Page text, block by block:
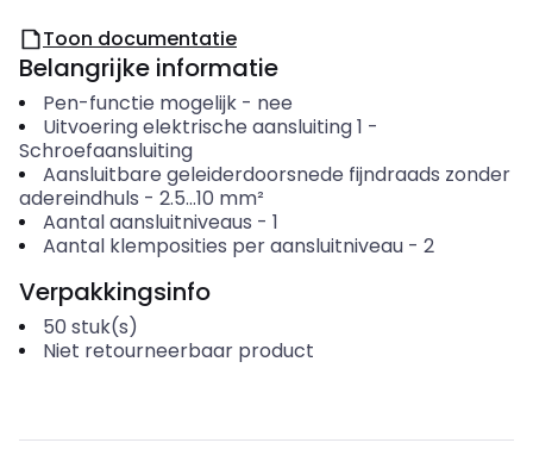
Toon documentatie
Belangrijke informatie
Pen-functie mogelijk- nee
Uitvoering elektrische aansluiting 1 -
Schroefaansluiting
Aansluitbare geleiderdoorsnede fijndraads zonder
adereindhuls - 2.5...10 mm²
Aantal aansluitniveaus - 1
Aantal klemposities per aansluitniveau- 2
Verpakkingsinfo
50 stuk(s)
Niet retourneerbaar product